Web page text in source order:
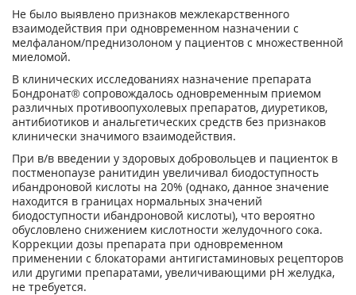
Не было выявлено признаков межлекарственного
взаимодействия при одновременном на­значении с
мелфаланом/преднизолоном у пациентов с множественной
миеломой.
В клинических исследованиях назначение препарата
Бондронат® сопровождалось одно­временным приемом
различных противоопухолевых препаратов, диуретиков,
антибиоти­ков и анальгетических средств без признаков
клинически значимого взаимодействия.
При в/в введении у здоровых добровольцев и пациенток в
постменопаузе ранитидин увеличивал биодоступность
ибандроновой кислоты на 20% (однако, данное значение
нахо­дится в границах нормальных значений
биодоступности ибандроновой кислоты), что вероятно
обусловлено снижением кислотности желудочного сока.
Коррекции дозы препара­та при одновременном
применении с блокаторами антигистаминовых рецепторов
или дру­гими препаратами, увеличивающими pH желудка,
не требуется.